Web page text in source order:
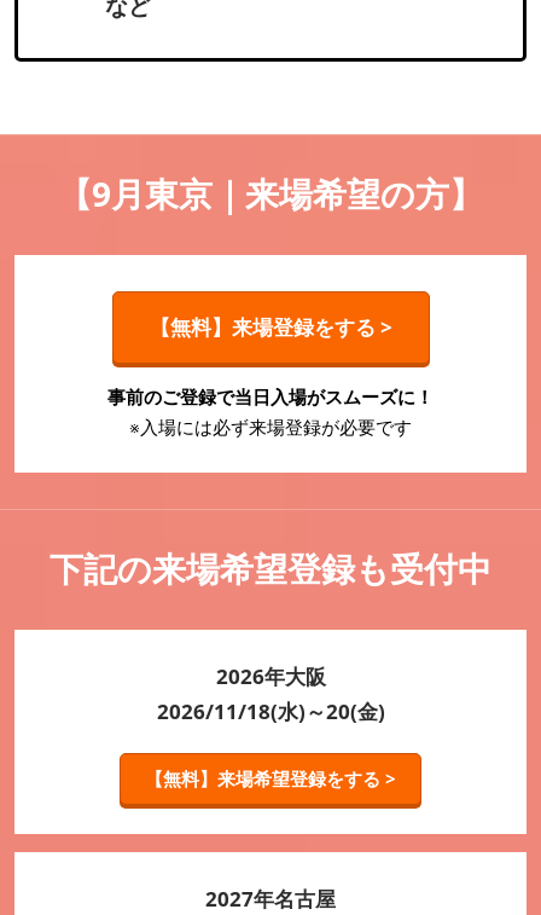
など
【9月東京｜来場希望の方】
【無料】来場登録をする >
事前のご登録で当日入場がスムーズに！
※入場には必ず来場登録が必要です
下記の来場希望登録も受付中
2026年大阪
2026/11/18(水)～20(金)
【無料】来場希望登録をする >
2027年名古屋